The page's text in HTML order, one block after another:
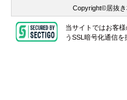
Copyright©居抜き
当サイトではお客
うSSL暗号化通信を